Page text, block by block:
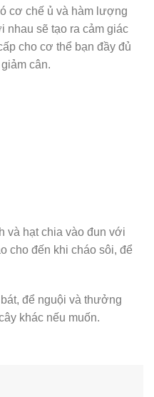
cơ chế ủ và hàm lượng
nhau sẽ tạo ra cảm giác
cho cơ thể bạn đầy đủ
cân.
và hạt chia vào đun với
cho đến khi cháo sôi, để
để nguội và thưởng
khác nếu muốn.